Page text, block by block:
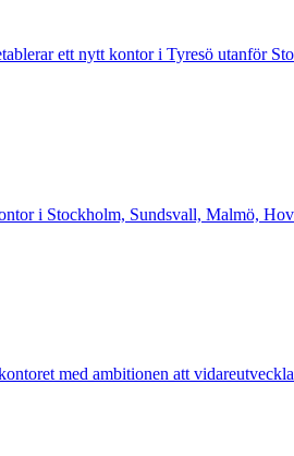
ett nytt kontor i Tyresö utanför
i Stockholm, Sundsvall, Malmö,
med ambitionen att